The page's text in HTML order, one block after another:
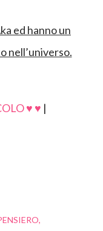
ed hanno un
nell’universo.
♥ ♥ |